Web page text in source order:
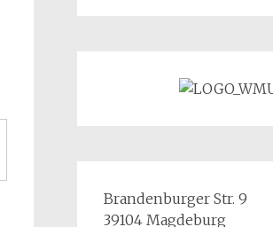
Brandenburger Str. 9
39104 Magdeburg